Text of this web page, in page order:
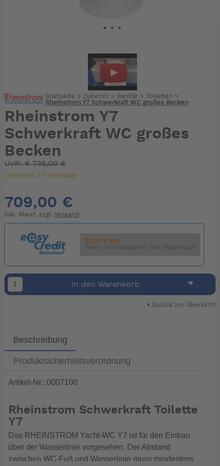
Startseite > Zubehör > Sanitär > Toiletten >
Rheinstrom Y7 Schwerkraft WC großes Becken
Rheinstrom Y7
Schwerkraft WC großes
Becken
UVP:€736,00 €
Lieferzeit 3-7 Werktage
709,00 €
inkl. Mwst. zzgl. Versand
21.00 € mtl.
mehr Informationen zum Ratenkauf
In den Warenkorb
Zurück zur Übersicht
Beschreibung
Produktsicherheitsverordnung
Artikel-Nr.: 0007100
Rheinstrom Schwerkraft Toilette
Y7
Das RHEINSTROM Yacht-WC Y7 ist für den Einbau
über der Wasserlinie vorgesehen. Der Abstand
zwischen WC-Fuß und Wasserlinie muss mindestens